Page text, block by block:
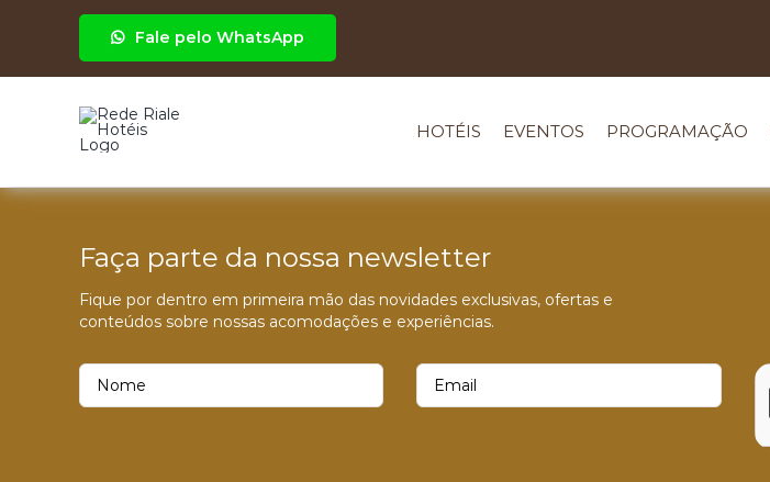
conteúdo
Fale pelo WhatsApp
HOTÉIS EVENTOS PROGRAMAÇÃO
Faça parte da nossa newsletter
Fique por dentro em primeira mão das novidades exclusivas, ofertas e
conteúdos sobre nossas acomodações e experiências.